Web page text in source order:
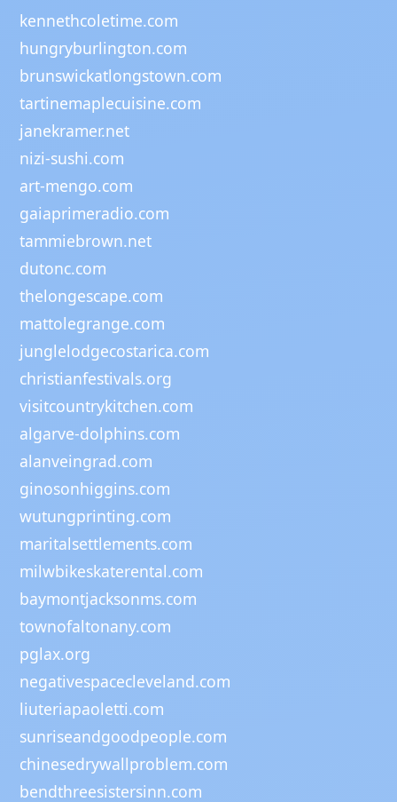
kennethcoletime.com
hungryburlington.com
brunswickatlongstown.com
tartinemaplecuisine.com
janekramer.net
nizi-sushi.com
art-mengo.com
gaiaprimeradio.com
tammiebrown.net
dutonc.com
thelongescape.com
mattolegrange.com
junglelodgecostarica.com
christianfestivals.org
visitcountrykitchen.com
algarve-dolphins.com
alanveingrad.com
ginosonhiggins.com
wutungprinting.com
maritalsettlements.com
milwbikeskaterental.com
baymontjacksonms.com
townofaltonany.com
pglax.org
negativespacecleveland.com
liuteriapaoletti.com
sunriseandgoodpeople.com
chinesedrywallproblem.com
bendthreesistersinn.com